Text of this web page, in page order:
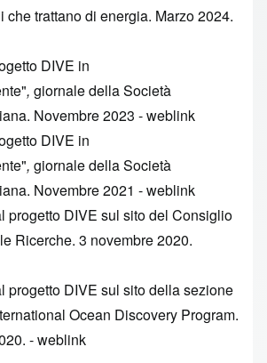
che trattano di energia. Marzo 2024.
DIVE in
, giornale della Società
Novembre 2023 -weblink
DIVE in
, giornale della Società
Novembre 2021 -weblink
progetto DIVE sul sito del Consiglio
Ricerche. 3 novembre 2020.
progetto DIVE sul sito della sezione
Ocean Discovery Program.
-weblink